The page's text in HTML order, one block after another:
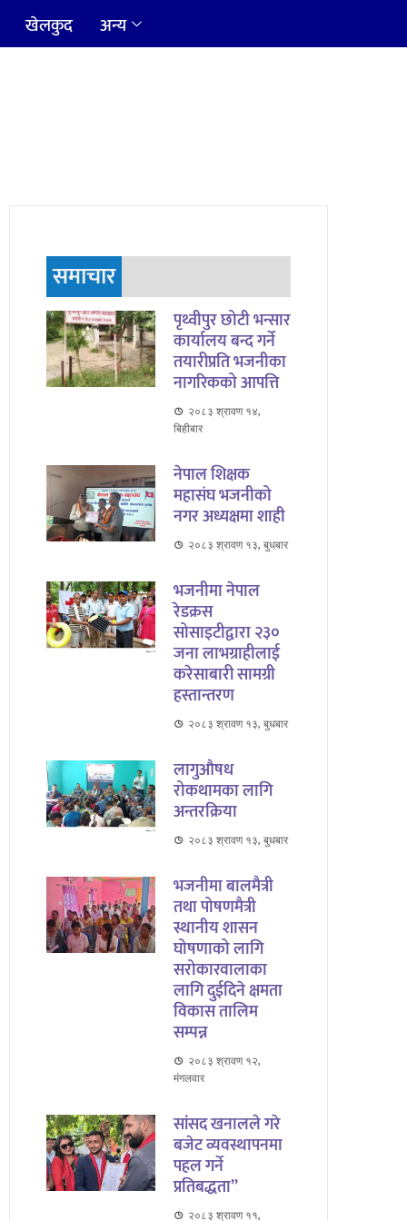
खेलकुद अन्य
समाचार
पृथ्वीपुर छोटी भन्सार
कार्यालय बन्द गर्ने
तयारीप्रति भजनीका
नागरिकको आपत्ति
२०८३ श्रावण १४,
बिहीबार
नेपाल शिक्षक
महासंघ भजनीको
नगर अध्यक्षमा शाही
२०८३ श्रावण १३, बुधबार
भजनीमा नेपाल
रेडक्रस
सोसाइटीद्वारा २३०
जना लाभग्राहीलाई
करेसाबारी सामग्री
हस्तान्तरण
२०८३ श्रावण १३, बुधबार
लागुऔषध
रोकथामका लागि
अन्तरक्रिया
२०८३ श्रावण १३, बुधबार
भजनीमा बालमैत्री
तथा पोषणमैत्री
स्थानीय शासन
घोषणाको लागि
सरोकारवालाका
लागि दुईदिने क्षमता
विकास तालिम
सम्पन्न
२०८३ श्रावण १२,
मंगलवार
सांसद खनालले गरे
बजेट व्यवस्थापनमा
पहल गर्ने
प्रतिबद्धता”
२०८३ श्रावण ११,